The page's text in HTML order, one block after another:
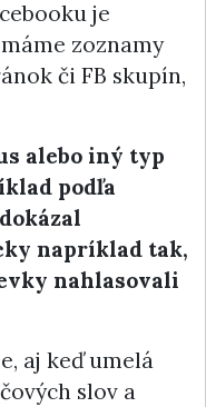
je
zoznamy
či FB skupín,
alebo iný typ
podľa
napríklad tak,
nahlasovali
aj keď umelá
slov a